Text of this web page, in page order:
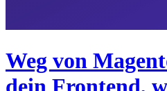
Weg von
dein Frontend,